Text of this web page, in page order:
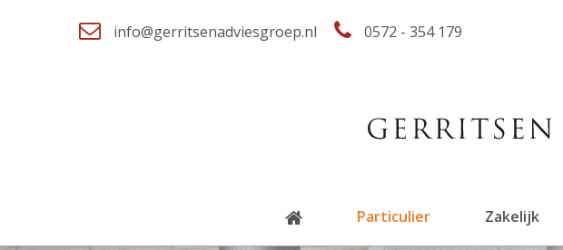
info@gerritsenadviesgroep.nl 0572 - 354 179
Particulier Zakelijk